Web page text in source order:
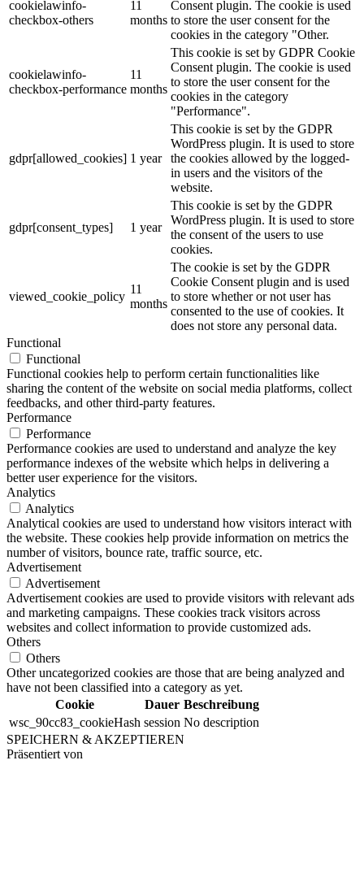
cookielawinfo-
checkbox-others
11
months
Consent plugin. The cookie is used
to store the user consent for the
cookies in the category "Other.
cookielawinfo-
checkbox-performance
11
months
This cookie is set by GDPR Cookie
Consent plugin. The cookie is used
to store the user consent for the
cookies in the category
"Performance".
gdpr[allowed_cookies] 1 year
This cookie is set by the GDPR
WordPress plugin. It is used to store
the cookies allowed by the logged-
in users and the visitors of the
website.
gdpr[consent_types] 1 year
This cookie is set by the GDPR
WordPress plugin. It is used to store
the consent of the users to use
cookies.
viewed_cookie_policy
11
months
The cookie is set by the GDPR
Cookie Consent plugin and is used
to store whether or not user has
consented to the use of cookies. It
does not store any personal data.
Functional
Functional
Functional cookies help to perform certain functionalities like
sharing the content of the website on social media platforms, collect
feedbacks, and other third-party features.
Performance
Performance
Performance cookies are used to understand and analyze the key
performance indexes of the website which helps in delivering a
better user experience for the visitors.
Analytics
Analytics
Analytical cookies are used to understand how visitors interact with
the website. These cookies help provide information on metrics the
number of visitors, bounce rate, traffic source, etc.
Advertisement
Advertisement
Advertisement cookies are used to provide visitors with relevant ads
and marketing campaigns. These cookies track visitors across
websites and collect information to provide customized ads.
Others
Others
Other uncategorized cookies are those that are being analyzed and
have not been classified into a category as yet.
Cookie
Dauer Beschreibung
wsc_90cc83_cookieHash session No description
SPEICHERN & AKZEPTIEREN
Präsentiert von